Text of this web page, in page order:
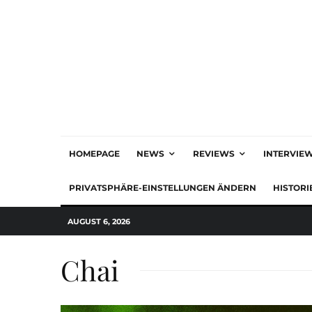
HOMEPAGE NEWS REVIEWS
PRIVATSPHÄRE-EINSTELLUNGEN ÄNDERN
AUGUST 6, 2026
Chai